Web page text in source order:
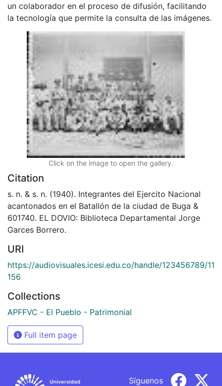
un colaborador en el proceso de difusión, facilitando
la tecnología que permite la consulta de las imágenes.
Click on the image to open the gallery.
Citation
s. n. & s. n. (1940). Integrantes del Ejercito Nacional
acantonados en el Batallón de la ciudad de Buga &
601740. EL DOVIO: Biblioteca Departamental Jorge
Garces Borrero.
URI
https://audiovisuales.icesi.edu.co/handle/123456789/11
156
Collections
APFFVC - El Pueblo - Patrimonial
Full item page
Síguenos